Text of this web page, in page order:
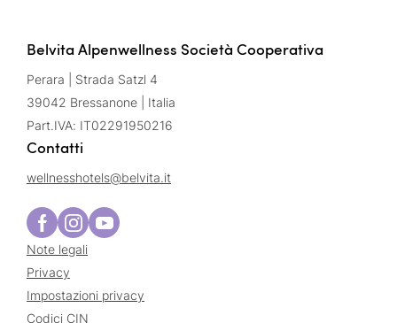
Belvita Alpenwellness Società Cooperativa
Perara | Strada Satzl 4
39042 Bressanone | Italia
Part.IVA: IT02291950216
Contatti
wellnesshotels@belvita.it
Note legali
Privacy
Impostazioni privacy
Codici CIN